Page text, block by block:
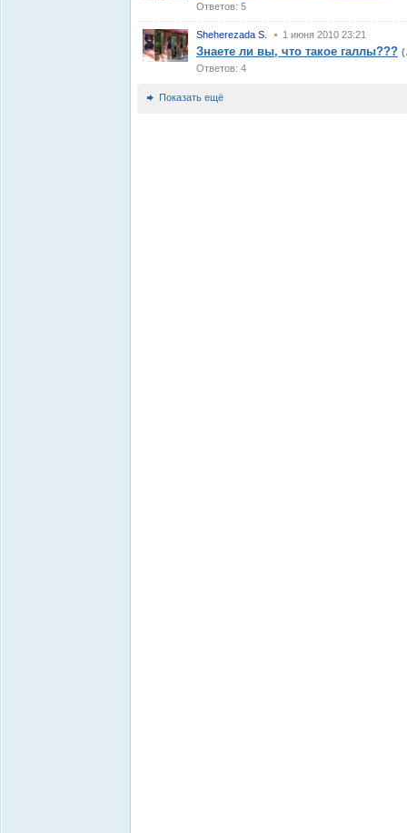
Ответов: 5
Sheherezada S. 1 июня 2010 23:21
Знаете ли вы, что такое галлы???
Ответов: 4
Показать ещё